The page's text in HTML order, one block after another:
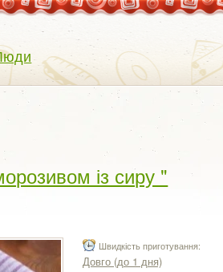
із сиру "
Швидкість приготування:
Довго (до 1 дня)